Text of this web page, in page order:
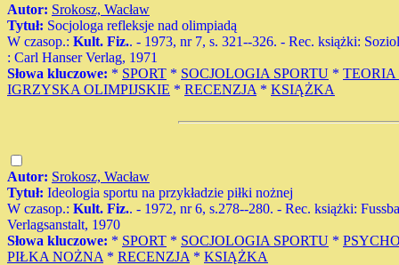
Autor: Srokosz, Wacław
Tytuł: Socjologa refleksje nad olimpiadą
W czasop.: Kult. Fiz.. - 1973, nr 7, s. 321--326. - Rec. książki:
: Carl Hanser Verlag, 1971
Słowa kluczowe: * SPORT * SOCJOLOGIA SPORTU * TEORIA
IGRZYSKA OLIMPIJSKIE * RECENZJA * KSIĄŻKA
Autor: Srokosz, Wacław
Tytuł: Ideologia sportu na przykładzie piłki nożnej
W czasop.: Kult. Fiz.. - 1972, nr 6, s.278--280. - Rec. książki:
Verlagsanstalt, 1970
Słowa kluczowe: * SPORT * SOCJOLOGIA SPORTU *
PIŁKA NOŻNA * RECENZJA * KSIĄŻKA